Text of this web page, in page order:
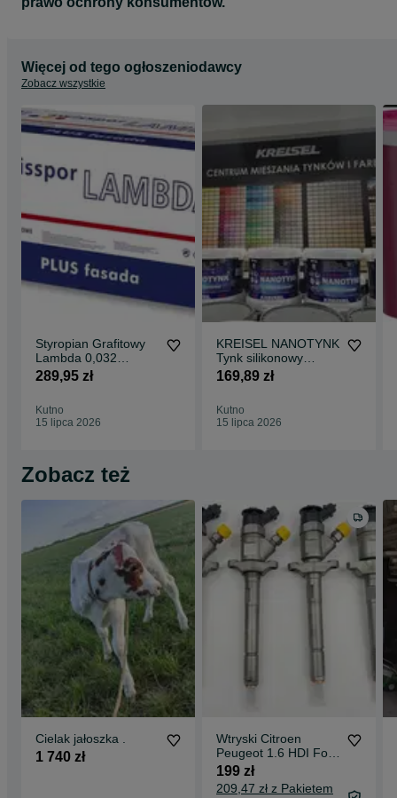
Więcej od tego ogłoszeniodawcy
Zobacz wszystkie
Styropian Grafitowy
Lambda 0,032
SWISSPOR TYNK
SILIKONOWY ATLAS
289,95 zł
Kutno
15 lipca 2026
KREISEL NANOTYNK
Tynk silikonowy
Silikon Protect 031
25kg Promocja !!!
169,89 zł
Kutno
15 lipca 2026
Zobacz też
Cielak jałoszka .
1 740 zł
Wtryski Citroen
Peugeot 1.6 HDI Ford
1.6 TDCI Mazda
Volvo 1.6D Bosch
199 zł
209,47 zł z Pakietem